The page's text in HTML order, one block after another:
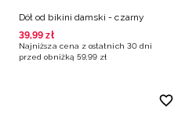
Dół od bikini damski - czarny
39,99 zł
Najniższa cena z ostatnich 30 dni
przed obniżką 59,99 zł